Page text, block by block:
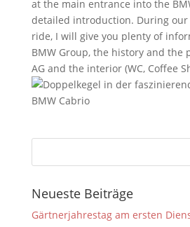
at the main entrance into the
detailed introduction. During
ride, I will give you plenty of
BMW Group, the history and the
AG and the interior (WC, Coffee
BMW Cabrio
Neueste Beiträge
Gärtnerjahrestag am ersten